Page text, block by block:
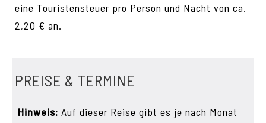
eine Touristensteuer pro Person und Nacht von ca.
2,20 € an.
PREISE & TERMINE
Hinweis: Auf dieser Reise gibt es je nach Monat